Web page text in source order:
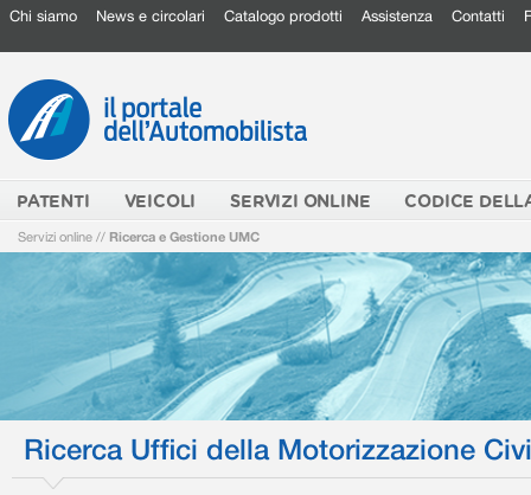
Chi siamo News e circolari Catalogo prodotti Assistenza Contatti
PATENTI VEICOLI SERVIZI ONLINE CODICE
Servizi online // Ricerca e Gestione UMC
Ricerca Uffici della Motorizzazione